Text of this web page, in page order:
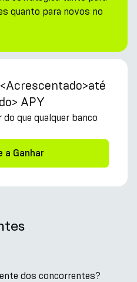
quanto para novos no
APY
que qualquer banco
a Ganhar
dos concorrentes?